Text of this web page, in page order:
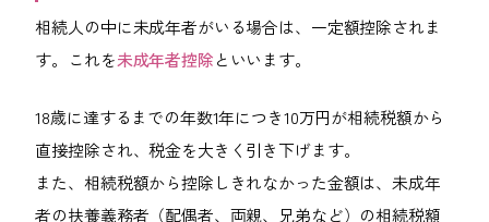
相続人の中に未成年者がいる場合は、一定額控除されま
す。これを未成年者控除といいます。
18歳に達するまでの年数1年につき10万円が相続税額から
直接控除され、税金を大きく引き下げます。
また、相続税額から控除しきれなかった金額は、未成年
者の扶養義務者（配偶者、両親、兄弟など）の相続税額